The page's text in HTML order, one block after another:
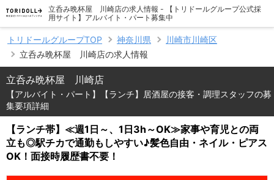
立呑み晩杯屋 川崎店の求人情報 - 【トリドールグループ公式採
用サイト】アルバイト・パート募集中
トリドールグループTOP 神奈川県
川崎市川崎区
立呑み晩杯屋 川崎店の求人情報
立呑み晩杯屋 川崎店
【アルバイト・パート】【ランチ】居酒屋の接客・調理スタッフの募
集要項詳細
【ランチ帯】≪週1日～、1日3h～OK≫家事や育児との両
立も◎駅チカで通勤もしやすい♪髪色自由・ネイル・ピアス
OK！面接時履歴書不要！